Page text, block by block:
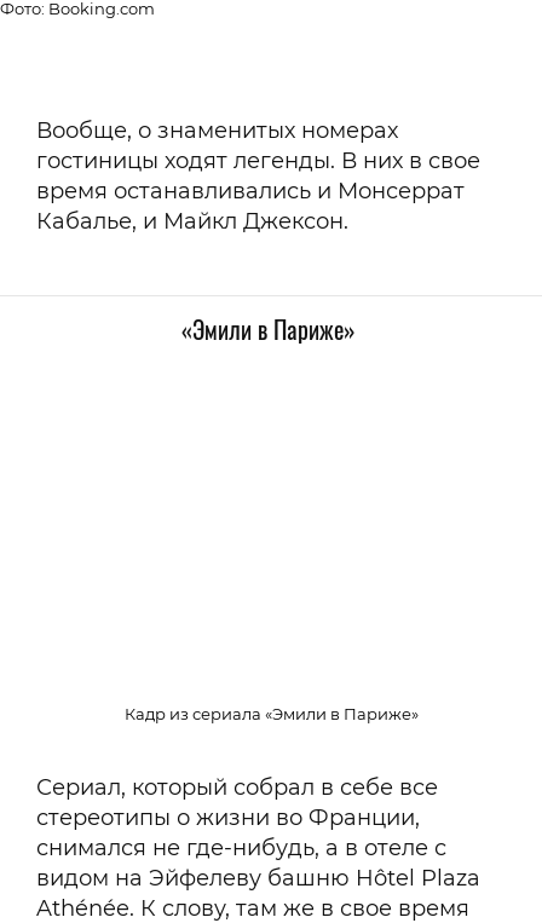
Фото: Booking.com
Вообще, о знаменитых номерах
гостиницы ходят легенды. В них в свое
время останавливались и Монсеррат
Кабалье, и Майкл Джексон.
«Эмили в Париже»
Кадр из сериала «Эмили в Париже»
Сериал, который собрал в себе все
стереотипы о жизни во Франции,
снимался не где-нибудь, а в отеле с
видом на Эйфелеву башню Hôtel Plaza
Athénée. К слову, там же в свое время